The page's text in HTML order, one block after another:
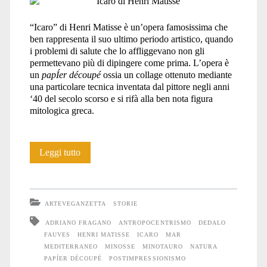
“Icaro” di Henri Matisse è un’opera famosissima che
ben rappresenta il suo ultimo periodo artistico, quando
i problemi di salute che lo affliggevano non gli
permettevano più di dipingere come prima. L’opera è
un papÍer découpéossia un collage ottenuto mediante
una particolare tecnica inventata dal pittore negli anni
‘40 del secolo scorso e si rifà alla ben nota figura
mitologica greca.
Leggi tuttoIcaro
antropocentrica
ARTEVEGANZETTA STORIE
ADRIANO FRAGANO ANTROPOCENTRISMO
DEDALO
FAUVES
HENRI MATISSE ICARO
MAR
MEDITERRANEO
MINOSSE MINOTAURO
NATURA
PAPÍER DÉCOUPÉ
POSTIMPRESSIONISMO